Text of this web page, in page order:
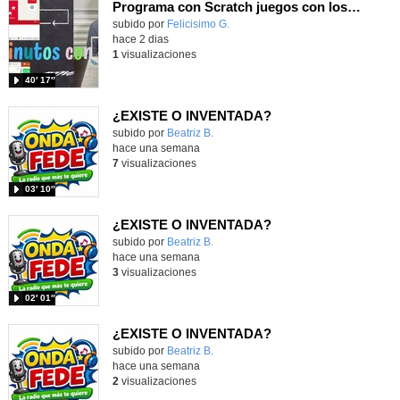
Programa con Scratch juegos con los partidos del mundial 2026 ganados por España
Contenido educativo.
subido por Felicisimo G.
40′ 17″
hace 2 dias
1 visualizaciones
¿EXISTE O INVENTADA?
Contenido educativo.
subido por Beatriz B.
03′ 10″
hace una semana
7visualizaciones
¿EXISTE O INVENTADA?
Contenido educativo.
subido por Beatriz B.
02′ 01″
hace una semana
3visualizaciones
¿EXISTE O INVENTADA?
Contenido educativo.
subido por Beatriz B.
hace una semana
2 visualizaciones